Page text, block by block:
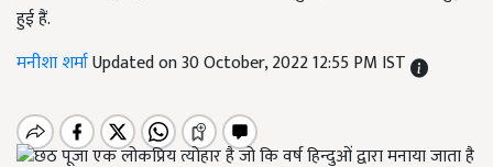
हुई हैं.
मनीशा शर्माUpdated on 30 October, 2022 12:55 PM IST